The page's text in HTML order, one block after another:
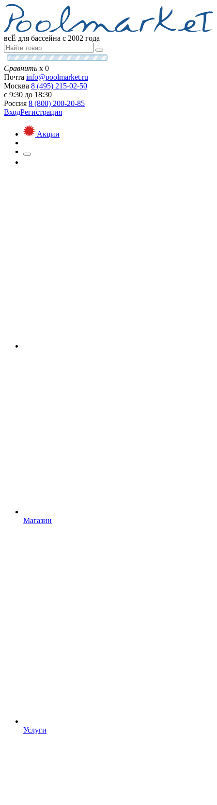
всЁ для бассейна с 2002 года
Сравнить х 0
Почта info@poolmarket.ru
Москва 8 (495) 215-02-50
с 9:30 до 18:30
Россия 8 (800) 200-20-85
ВходРегистрация
Акции
Магазин
Услуги